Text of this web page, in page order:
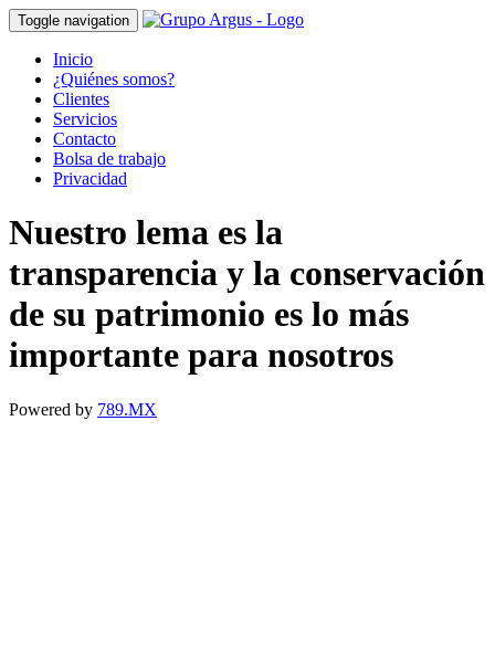
Toggle navigation
Inicio
¿Quiénes somos?
Clientes
Servicios
Contacto
Bolsa de trabajo
Privacidad
Nuestro lema es la
transparencia y la conservación
de su patrimonio es lo más
importante para nosotros
Powered by 789.MX